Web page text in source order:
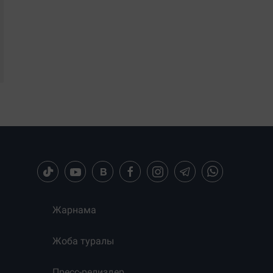
Жарнама
Жоба туралы